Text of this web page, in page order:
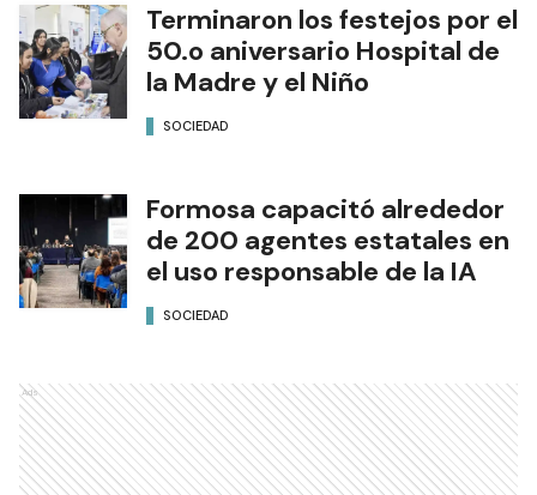
Terminaron los festejos por el
50.o aniversario Hospital de
la Madre y el Niño
SOCIEDAD
Formosa capacitó alrededor
de 200 agentes estatales en
el uso responsable de la IA
SOCIEDAD
Ads